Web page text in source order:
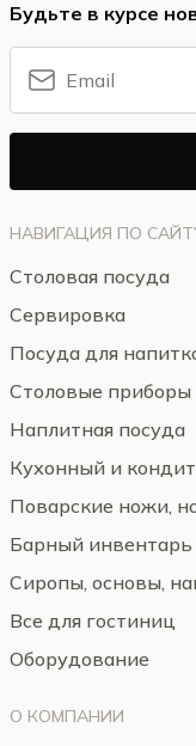
НАВИГАЦИЯ ПО
Столовая посуда
Сервировка
Посуда для
Столовые приборы
Наплитная посуда
Кухонный и
Поварские ножи,
Барный инвентарь
Сиропы, основы,
Все для гостиниц
Оборудование
О КОМПАНИИ
Будьте в курсе